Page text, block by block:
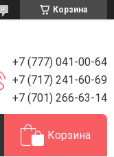
Корзина
+7 (777) 041-00-64
+7 (717) 241-60-69
+7 (701) 266-63-14
Корзина